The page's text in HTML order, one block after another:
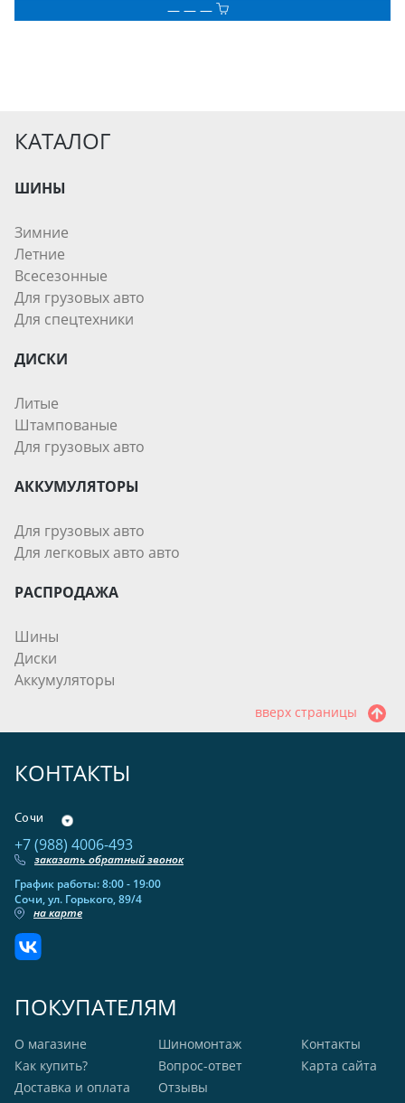
ДЛЯ ГРУЗОВЫХ АВТО
— — —
КАТАЛОГ
ШИНЫ
Зимние
Летние
Всесезонные
Для грузовых авто
Для спецтехники
ДИСКИ
Литые
Штампованые
Для грузовых авто
АККУМУЛЯТОРЫ
Для грузовых авто
Для легковых авто авто
РАСПРОДАЖА
Шины
Диски
Аккумуляторы
вверх страницы
КОНТАКТЫ
Сочи
+7 (988) 4006-493
заказать обратный звонок
График работы: 8:00 - 19:00
Сочи, ул. Горького, 89/4
на карте
ПОКУПАТЕЛЯМ
О магазине
Как купить?
Доставка и оплата
Шиномонтаж
Вопрос-ответ
Отзывы
Контакты
Карта сайта